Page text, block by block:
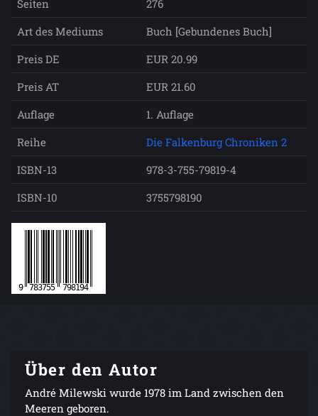
Seiten
276
Art des Mediums
Buch [Gebundenes Buch]
Preis DE
EUR 20.99
Preis AT
EUR 21.60
Auflage
1. Auflage
Reihe
Die Falkenburg Chroniken 2
ISBN-13
978-3-755-79819-4
ISBN-10
3755798190
Über den Autor
André Milewski wurde 1978 im Land zwischen den
Meeren geboren.